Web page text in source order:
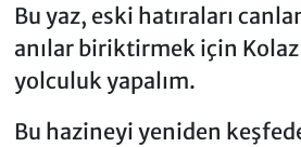
Bu yaz, eski hatıraları
anılar biriktirmek için Kolaz
yolculuk yapalım.
Bu hazineyi yeniden